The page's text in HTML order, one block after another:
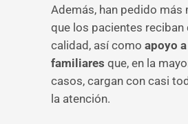
Además, han pedido más
que los pacientes reciban
calidad, así como apoyo
familiares que, en la
casos, cargan con casi
la atención.